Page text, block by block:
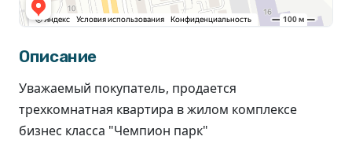
Описание
Уважаемый покупатель, продается
трехкомнатная квартира в жилом комплексе
бизнес класса "Чемпион парк"